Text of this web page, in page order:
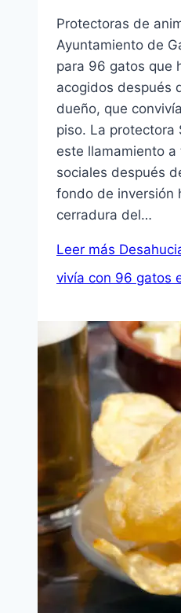
Protectoras de
Ayuntamiento de
para 96 gatos que
acogidos después
dueño, que
piso. La protectora
este llamamiento
sociales después
fondo de inversión
cerradura del…
Leer más
vivía con 96 gatos